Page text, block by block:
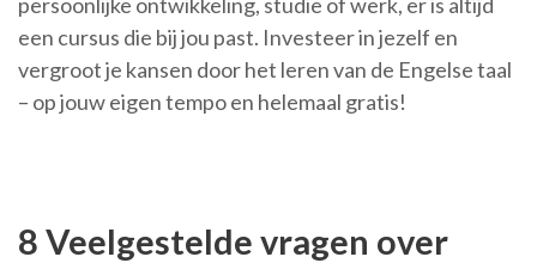
een cursus die bij jou past. Investeer in jezelf en
vergroot je kansen door het leren van de Engelse taal
– op jouw eigen tempo en helemaal gratis!
8 Veelgestelde vragen over